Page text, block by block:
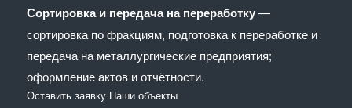
Сортировка и передача на переработку—
сортировка по фракциям, подготовка к переработке и
передача на металлургические предприятия;
оформление актов и отчётности.
Оставить заявку Наши объекты